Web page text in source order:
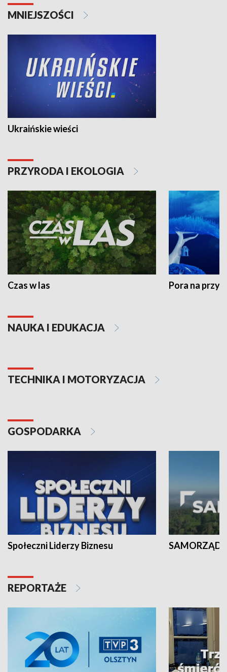
MNIEJSZOŚCI
Ukraińskie wieści
PRZYRODA I EKOLOGIA
Czas w las Pora na
NAUKA I EDUKACJA
TECHNIKA I MOTORYZACJA
GOSPODARKA
Społeczni Liderzy Biznesu SAMORZĄD
REPORTAŻE